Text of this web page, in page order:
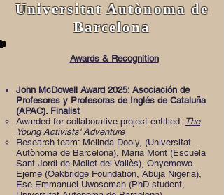
Universitat Autònoma de
Barcelona
Awards & Recognition
John McDowell Award 2025: Asociación de
Profesores y Profesoras de Inglés de Cataluña
(APAC). Finalist
Awarded for collaborative project entitled: The
Young Activists' Adventure
Research team: Melinda Dooly, (Universitat
Autònoma de Barcelona), Maria Mont (Escuela
Sant Jordi de Mollet del Vallès), Onyemowo
Ejeme (Oakbridge Foundation, Abuja Nigeria)​,
Ese Emmanuel Uwosomah (PhD student,